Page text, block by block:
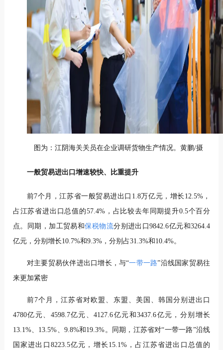
图为：江阴海关关员在企业调研货物生产情况。黄鹏/摄
一般贸易进出口增速较快、比重提升
前7个月，江苏省一般贸易进出口1.8万亿元，增长12.5%，
占江苏省进出口总值的57.4%，占比较去年同期提升0.5个百分
点。同期，加工贸易和保税物流分别进出口9842.6亿元和3264.4
亿元，分别增长10.7%和9.3%，分别占31.3%和10.4%。
对主要贸易伙伴进出口增长，与“一带一路”沿线国家贸易往
来更加紧密
前7个月，江苏省对欧盟、东盟、美国、韩国分别进出口
4780亿元、4598.7亿元、4127.6亿元和3437.6亿元，分别增长
13.1%、13.5%、9.8%和19.3%。同期，江苏省对“一带一路”沿线
国家进出口8223.5亿元，增长15.1%，占江苏省进出口总值的